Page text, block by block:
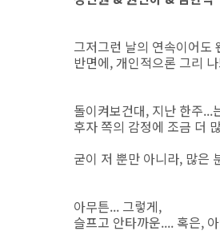
그저그런 날의 연속이어도
반면에, 개인적으론 그리
돌이켜보건대, 지난 한주...
후자 쪽의 감정에 조금 더
굳이 저 뿐만 아니라, 많은
아무튼... 그렇게,
슬프고 안타까운.... 혹은,